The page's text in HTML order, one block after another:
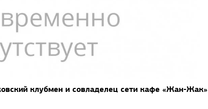
клубмен и совладелец сети кафе «Жан-Жак»